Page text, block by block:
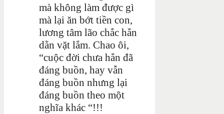
mà không làm được gì
mà lại ăn bớt tiền con,
lương tâm lão chắc hẳn
dằn vặt lắm. Chao ôi,
“cuộc đời chưa hẳn đã
đáng buồn, hay vẫn
đáng buồn nhưng lại
đáng buồn theo một
nghĩa khác “!!!